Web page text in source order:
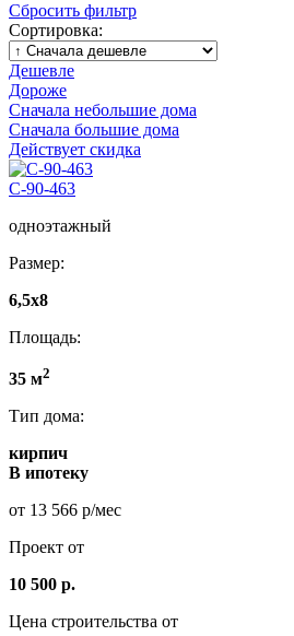
Сбросить фильтр
Сортировка:
Дешевле
Дороже
Сначала небольшие дома
Сначала большие дома
Действует скидка
С-90-463
одноэтажный
Размер:
6,5х8
Площадь:
35 м2
Тип дома:
кирпич
В ипотеку
от 13 566 р/мес
Проект от
10 500 р.
Цена строительства от